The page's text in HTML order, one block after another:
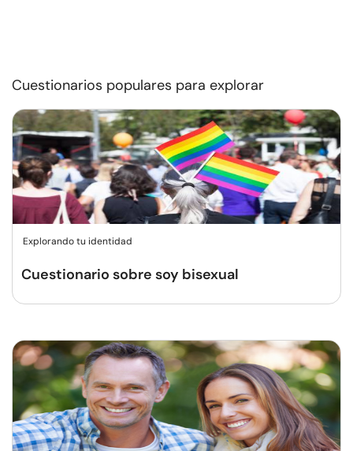
Cuestionarios populares para explorar
Explorando tu identidad
Cuestionario sobre soy bisexual